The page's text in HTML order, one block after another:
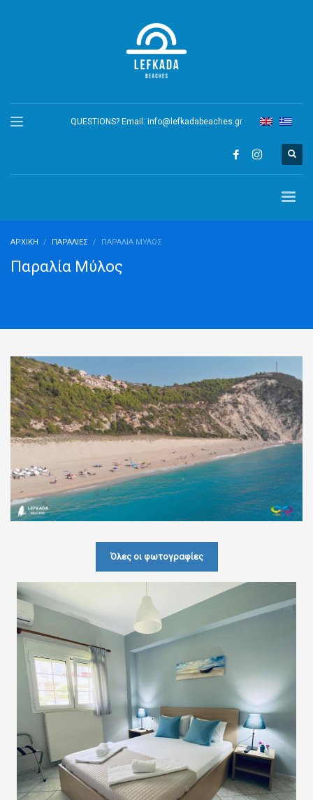
QUESTIONS? Email: info@lefkadabeaches.gr
ΑΡΧΙΚΉ ΠΑΡΑΛΊΕΣ ΠΑΡΑΛΊΑ ΜΎΛΟΣ
Παραλία Μύλος
Όλες οι φωτογραφίες